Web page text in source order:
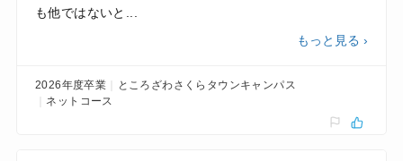
も他ではないと...
もっと見る ›
2026年度卒業
ところざわさくらタウンキャンパス
ネットコース